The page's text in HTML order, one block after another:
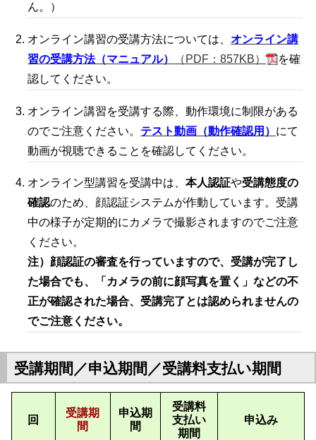
ん。）
オンライン講習の受講方法については、 オンライン講
習の受講方法（マニュアル）
（PDF：857KB）
を確
認してください。
オンライン講習を受講する際、動作環境に制限がある
のでご注意ください。 テスト動画（動作確認用） にて
動画が視聴できることを確認してください。
オンライン型講習を受講中は、本人認証や受講態度の
確認のため、顔認証システムが作動しています。受講
中の様子が定期的にカメラで撮影されますのでご注意
ください。
注）顔認証の審査を行っていますので、受講が完了し
た場合でも、「カメラの前に顔写真を置く」などの不
正が確認された場合、受講完了とは認められませんの
でご注意ください。
受講期間／申込期間／受講料支払い期間
回
受講期
間
申込期
間
受講料
支払い
期間
申込み